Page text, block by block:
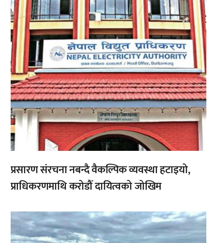
प्रसारण संरचना नबन्दै वैकल्पिक व्यवस्था हटाइयो,
प्राधिकरणमाथि करोडौँ दायित्वको जोखिम
,